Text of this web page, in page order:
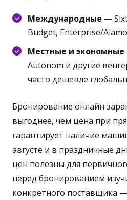
Международные —
Budget, Enterprise/
Местные и экономные
Autonom и другие
часто дешевле
Бронирование онлайн
выгоднее, чем цена при
гарантирует наличие
августе и в праздничные
цен полезны для
перед бронированием
конкретного поставщика